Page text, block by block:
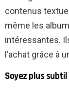
contenus
même les
intéressantes.
l’achat grâce à
Soyez plus subtil